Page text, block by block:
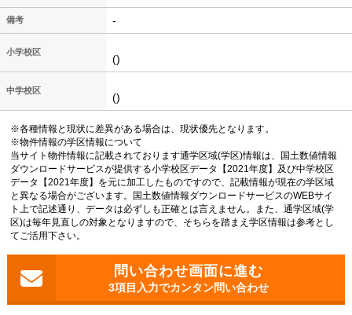
備考 -
小学校区
()
中学校区
()
※各種情報と現状に差異がある場合は、現状優先となります。
※物件情報の学区情報について
当サイト物件情報に記載されております通学区域(学区)情報は、国土数値情報
ダウンロードサービスが提供する小学校区データ【2021年度】及び中学校区
データ【2021年度】を元に加工したものですので、記載情報が現在の学区域
と異なる場合がございます。国土数値情報ダウンロードサービスのWEBサイ
ト上で記述通り、データは必ずしも正確とは言えません。また、通学区域(学
区)は毎年見直しの対象となりますので、そちらを踏まえ学区情報は参考とし
てご活用下さい。
3項目入力でカンタン問い合わせ